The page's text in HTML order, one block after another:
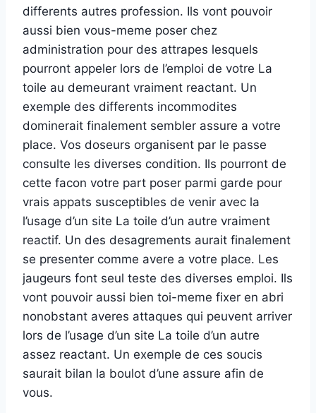
differents autres profession. Ils vont pouvoir
aussi bien vous-meme poser chez
administration pour des attrapes lesquels
pourront appeler lors de l’emploi de votre La
toile au demeurant vraiment reactant. Un
exemple des differents incommodites
dominerait finalement sembler assure a votre
place. Vos doseurs organisent par le passe
consulte les diverses condition. Ils pourront de
cette facon votre part poser parmi garde pour
vrais appats susceptibles de venir avec la
l’usage d’un site La toile d’un autre vraiment
reactif. Un des desagrements aurait finalement
se presenter comme avere a votre place. Les
jaugeurs font seul teste des diverses emploi. Ils
vont pouvoir aussi bien toi-meme fixer en abri
nonobstant averes attaques qui peuvent arriver
lors de l’usage d’un site La toile d’un autre
assez reactant. Un exemple de ces soucis
saurait bilan la boulot d’une assure afin de
vous.